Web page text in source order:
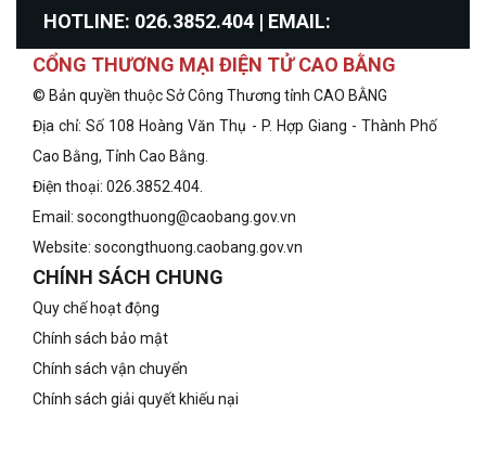
HOTLINE: 026.3852.404 | EMAIL:
info@congthuongcaobang.gov.vn
CỔNG THƯƠNG MẠI ĐIỆN TỬ CAO BẰNG
© Bản quyền thuộc Sở Công Thương tỉnh CAO BẰNG
Địa chỉ: Số 108 Hoàng Văn Thụ - P. Hợp Giang - Thành Phố
Cao Bằng, Tỉnh Cao Bằng.
Điện thoại: 026.3852.404.
Email: socongthuong@caobang.gov.vn
Website: socongthuong.caobang.gov.vn
CHÍNH SÁCH CHUNG
Quy chế hoạt động
Chính sách bảo mật
Chính sách vận chuyển
Chính sách giải quyết khiếu nại